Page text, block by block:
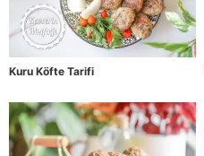
Kuru Köfte Tarifi